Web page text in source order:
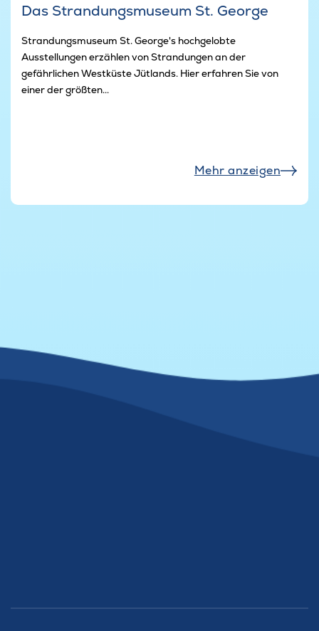
Das Strandungsmuseum St. George
Strandungsmuseum St. George's hochgelobte
Ausstellungen erzählen von Strandungen an der
gefährlichen Westküste Jütlands. Hier erfahren Sie von
einer der größten...
Mehr anzeigen